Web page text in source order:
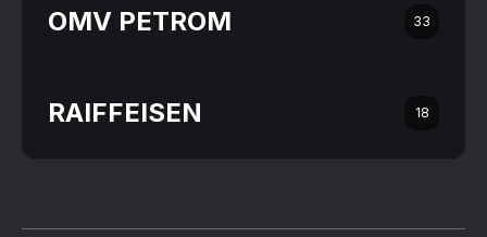
OMV PETROM 33
RAIFFEISEN 18